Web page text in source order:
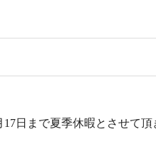
日まで夏季休暇とさせて